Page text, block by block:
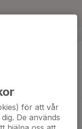
för att vår
De används